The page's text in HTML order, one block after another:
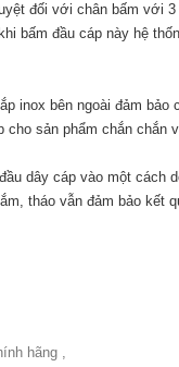
đối với chân bấm với
bấm đầu cáp này hệ
inox bên ngoài đảm bảo
sản phẩm chắn chắn
dây cáp vào một cách
tháo vẫn đảm bảo kết
hãng ,